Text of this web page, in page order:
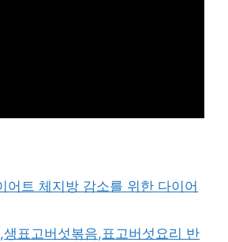
어트 체지방 감소를 위한 다이어
생표고버섯볶음,표고버섯요리 반